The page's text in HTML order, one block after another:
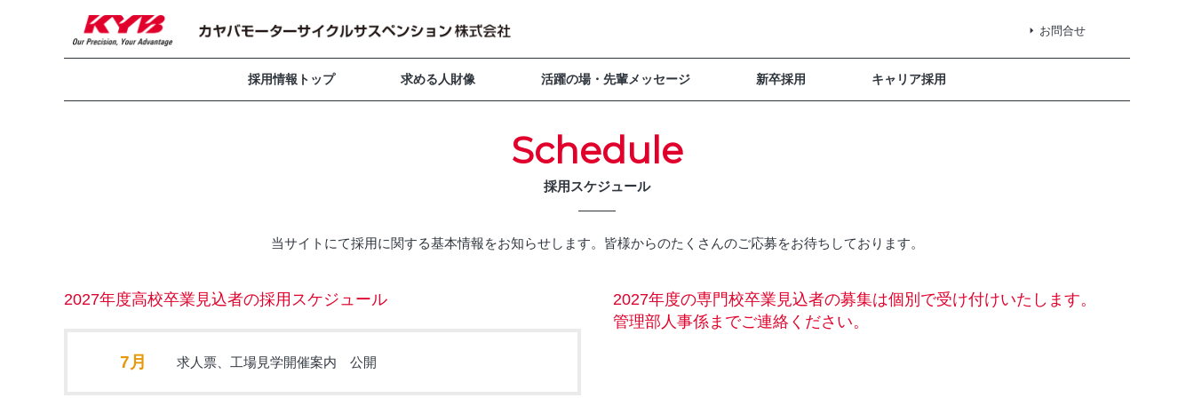
お問合せ
採用情報トップ 求める人財像 活躍の場・先輩メッセージ 新卒採用 キャリア採用
Schedule
採用スケジュール
当サイトにて採用に関する基本情報をお知らせします。皆様からのたくさんのご応募をお待ちしております。
2027年度高校卒業見込者の採用スケジュール
7月 求人票、工場見学開催案内 公開
2027年度の専門校卒業見込者の募集は個別で受け付けいたします。
管理部人事係までご連絡ください。